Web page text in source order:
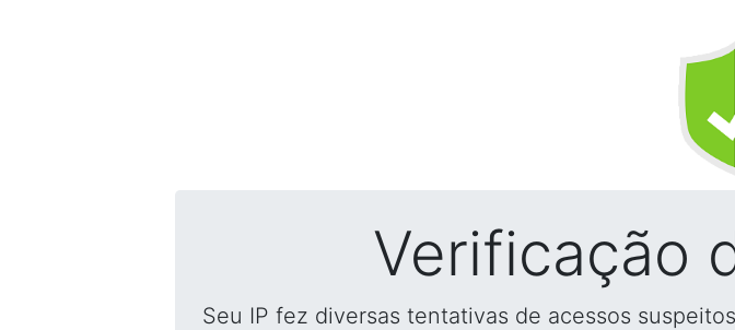
Verificação
Seu IP fez diversas tentativas de acessos